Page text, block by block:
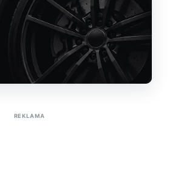
REKLAMA